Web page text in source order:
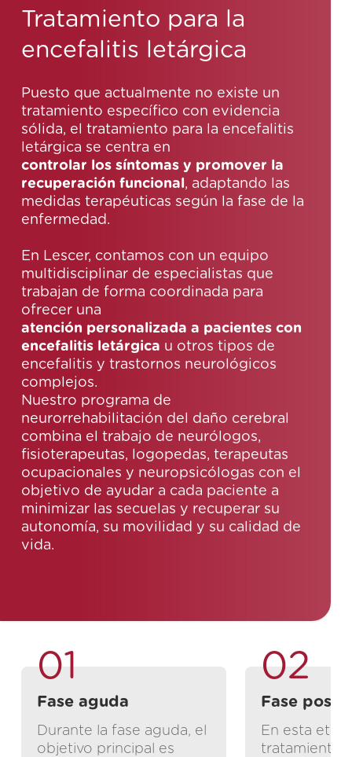
Tratamiento para la
encefalitis letárgica
Puesto que actualmente no existe un
tratamiento específico con evidencia
sólida, el tratamiento para la encefalitis
letárgica se centra en
controlar los síntomas y promover la
recuperación funcional, adaptando las
medidas terapéuticas según la fase de la
enfermedad.
En Lescer, contamos con un equipo
multidisciplinar de especialistas que
trabajan de forma coordinada para
ofrecer una
atención personalizada a pacientes con
encefalitis letárgica u otros tipos de
encefalitis y trastornos neurológicos
complejos.
Nuestro programa de
neurorrehabilitación del daño cerebral
combina el trabajo de neurólogos,
fisioterapeutas, logopedas, terapeutas
ocupacionales y neuropsicólogas con el
objetivo de ayudar a cada paciente a
minimizar las secuelas y recuperar su
autonomía, su movilidad y su calidad de
vida.
01
Fase aguda
Durante la fase aguda, el
objetivo principal es
02
Fase
En esta
tratamiento